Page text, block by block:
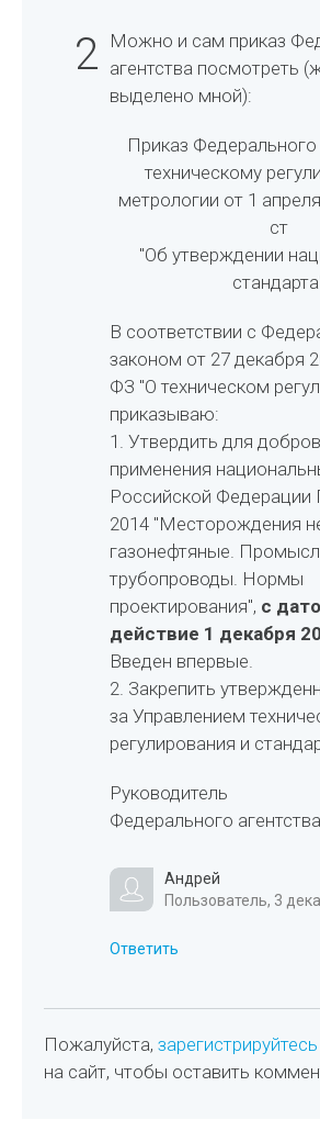
2
Можно и сам приказ
агентства посмотреть
выделено мной):
Приказ Федерального
техническому
метрологии от 1
ст
"Об утверждении
В соответствии с
законом от 27 декабря
ФЗ "О техническом
приказываю:
1. Утвердить для
применения
Российской Федерации
2014 "Месторождения
газонефтяные.
трубопроводы. Нормы
проектирования", с
действие 1 декабря
Введен впервые.
2. Закрепить
за Управлением
регулирования и
Руководитель
Федерального
Андрей
Пользователь, 3
Ответить
Пожалуйста,зарегистрируйтесь
на сайт, чтобы оставить